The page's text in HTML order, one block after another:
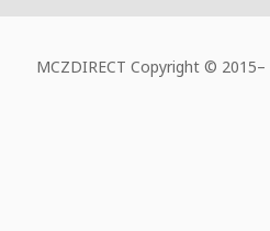
MCZDIRECT Copyright © 2015–